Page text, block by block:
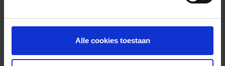
Alle cookies toestaan
Foto’s ({{photos.length}})